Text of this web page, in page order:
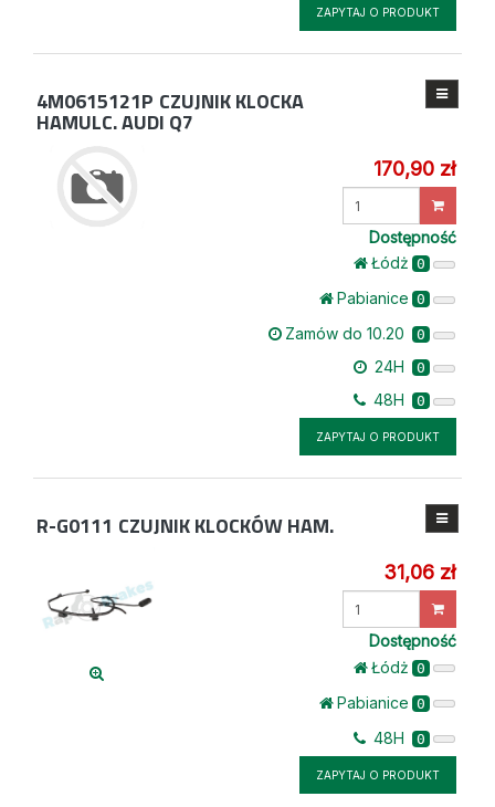
ZAPYTAJ O PRODUKT
4M0615121P CZUJNIK KLOCKA
HAMULC. AUDI Q7
170,90 zł
Dostępność
Łódż 0
Pabianice 0
Zamów do 10.20 0
24H 0
48H 0
ZAPYTAJ O PRODUKT
R-G0111 CZUJNIK KLOCKÓW HAM.
31,06 zł
Wprowadź
ilość
Dostępność
Łódż 0
Pabianice 0
48H 0
ZAPYTAJ O PRODUKT